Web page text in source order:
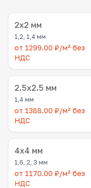
2x2 мм
1,2, 1,4 мм
от 1299.00 ₽/м² без
НДС
2.5x2.5 мм
1,4 мм
от 1388.00 ₽/м² без
НДС
4x4 мм
1,6, 2, 3 мм
от 1170.00 ₽/м² без
НДС